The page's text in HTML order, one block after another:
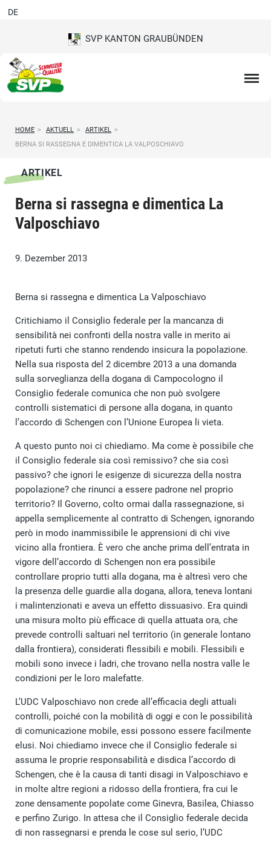
SVP KANTON GRAUBÜNDEN
DE
HOME > AKTUELL > ARTIKEL >
BERNA SI RASSEGNA E DIMENTICA LA VALPOSCHIAVO
ARTIKEL
Berna si rassegna e dimentica La
Valposchiavo
9. Dezember 2013
Berna si rassegna e dimentica La Valposchiavo
Critichiamo il Consiglio federale per la mancanza di
sensibilità nei confronti della nostra valle in merito ai
ripetuti furti che stanno rendendo insicura la popolazione.
Nella sua risposta del 2 dicembre 2013 a una domanda
sulla sorveglianza della dogana di Campocologno il
Consiglio federale comunica che non può svolgere
controlli sistematici di persone alla dogana, in quanto
l’accordo di Schengen con l’Unione Europea li vieta.
A questo punto noi ci chiediamo. Ma come è possibile che
il Consiglio federale sia così remissivo? che sia così
passivo? che ignori le esigenze di sicurezza della nostra
popolazione? che rinunci a essere padrone nel proprio
territorio? Il Governo, colto ormai dalla rassegnazione, si
appella semplicemente al contratto di Schengen, ignorando
però in modo inammissibile le apprensioni di chi vive
vicino alla frontiera. È vero che anche prima dell’entrata in
vigore dell’accordo di Schengen non era possibile
controllare proprio tutti alla dogana, ma è altresì vero che
la presenza delle guardie alla dogana, allora, teneva lontani
i malintenzionati e aveva un effetto dissuasivo. Era quindi
una misura molto più efficace di quella attuata ora, che
prevede controlli saltuari nel territorio (in generale lontano
dalla frontiera), considerati flessibili e mobili. Flessibili e
mobili sono invece i ladri, che trovano nella nostra valle le
condizioni per le loro malefatte.
L’UDC Valposchiavo non crede all’efficacia degli attuali
controlli, poiché con la mobilità di oggi e con le possibilità
di comunicazione mobile, essi possono essere facilmente
elusi. Noi chiediamo invece che il Consiglio federale si
assuma le proprie responsabilità e disdica l’accordo di
Schengen, che è la causa di tanti disagi in Valposchiavo e
in molte altre regioni a ridosso della frontiera, fra cui le
zone densamente popolate come Ginevra, Basilea, Chiasso
e perfino Zurigo. In attesa che il Consiglio federale decida
di non rassegnarsi e prenda le cose sul serio, l’UDC